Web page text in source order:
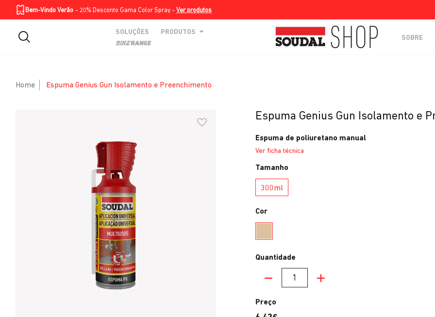
Skip to Main Content
Homepage Soluções Produtos BIKE RANGE
Bem-Vindo Verão - 20% Desconto Gama Color Spray - Ver produtos
SOLUÇÕES PRODUTOS
SOBRE
Home Espuma Genius Gun Isolamento e Preenchimento
Espuma Genius Gun Isolamento e
Espuma de poliuretano manual
Ver ficha técnica
Tamanho
300ml
Cor
Quantidade
Preço